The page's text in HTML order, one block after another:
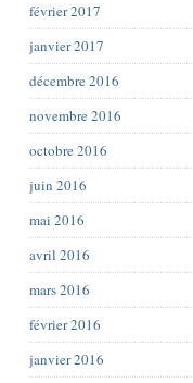
février 2017
janvier 2017
décembre 2016
novembre 2016
octobre 2016
juin 2016
mai 2016
avril 2016
mars 2016
février 2016
janvier 2016